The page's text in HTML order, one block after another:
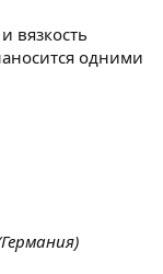
вязкость
одними